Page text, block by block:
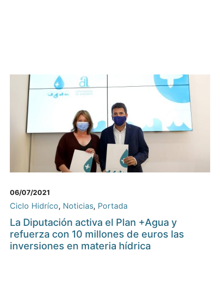
06/07/2021
Ciclo Hidríco, Noticias, Portada
La Diputación activa el Plan +Agua y
refuerza con 10 millones de euros las
inversiones en materia hídrica